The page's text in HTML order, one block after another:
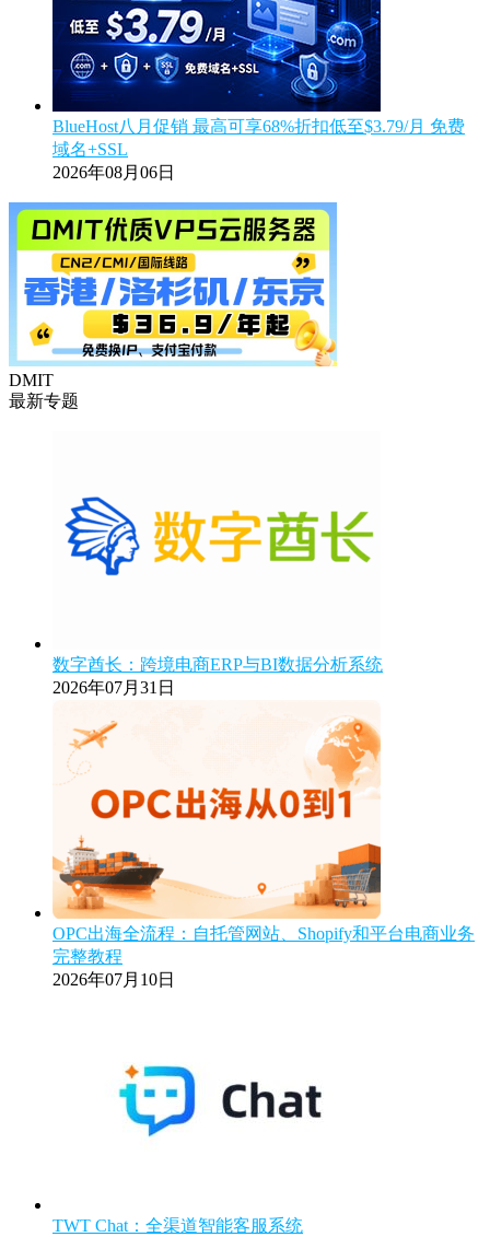
BlueHost八月促销 最高可享68%折扣低至$3.79/月 免费
域名+SSL
2026年08月06日
DMIT
最新专题
数字酋长：跨境电商ERP与BI数据分析系统
2026年07月31日
OPC出海全流程：自托管网站、Shopify和平台电商业务
完整教程
2026年07月10日
TWT Chat：全渠道智能客服系统